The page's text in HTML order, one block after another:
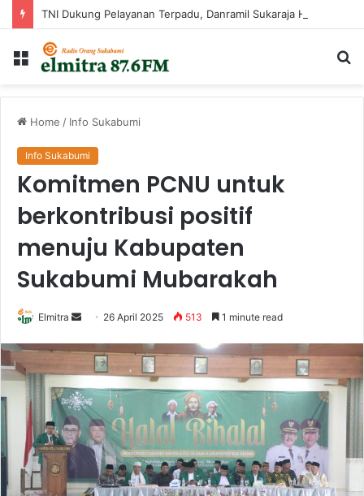
Menu
Home / Info Sukabumi
Info Sukabumi
Komitmen PCNU untuk
berkontribusi positif
menuju Kabupaten
Sukabumi Mubarakah
Elmitra
Send
email
26 April 2025 513 1 minute read